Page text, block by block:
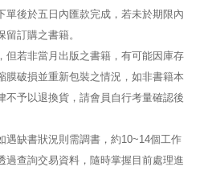
單後於五日內匯款完成，若未於期限內
訂購之書籍。
但若非當月出版之書籍，有可能因庫存
膜破損並重新包裝之情況，如非書籍本
不予以退換貨，請會員自行考量確認後
遇缺書狀況則需調書，約10~14個工作
過查詢交易資料，隨時掌握目前處理進